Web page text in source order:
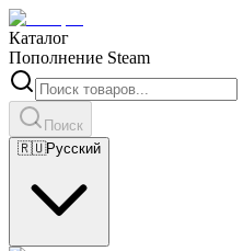
Каталог
Пополнение Steam
Поиск
🇷🇺Русский